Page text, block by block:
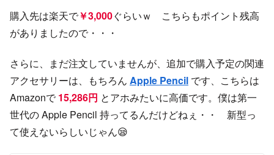
購入先は楽天で￥3,000ぐらいｗ こちらもポイント残高
がありましたので・・・
さらに、まだ注文していませんが、追加で購入予定の関連
アクセサリーは、もちろん Apple Pencil です、こちらは
Amazonで15,286円 とアホみたいに高価です。僕は第一
世代の Apple Pencil 持ってるんだけどねぇ・・ 新型っ
て使えないらしいじゃん😪